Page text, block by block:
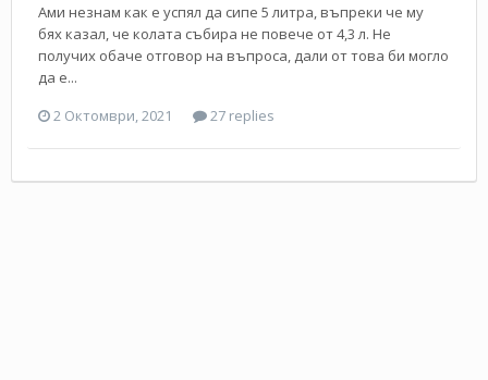
Ами незнам как е успял да сипе 5 литра, въпреки че му
бях казал, че колата събира не повече от 4,3 л. Не
получих обаче отговор на въпроса, дали от това би могло
да е...
2 Октомври, 2021
27 replies